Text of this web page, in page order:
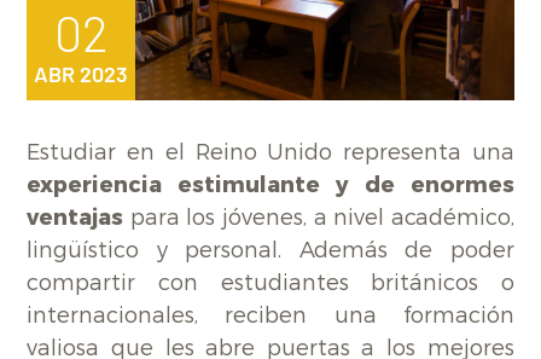
02
ABR 2023
Estudiar en el Reino Unido representa una
experiencia estimulante y de enormes
ventajas para los jóvenes, a nivel académico,
lingüístico y personal. Además de poder
compartir con estudiantes británicos o
internacionales, reciben una formación
valiosa que les abre puertas a los mejores